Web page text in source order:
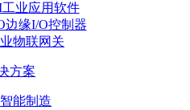
业应用软件
边缘I/O控制器
物联网关
方案
智能制造